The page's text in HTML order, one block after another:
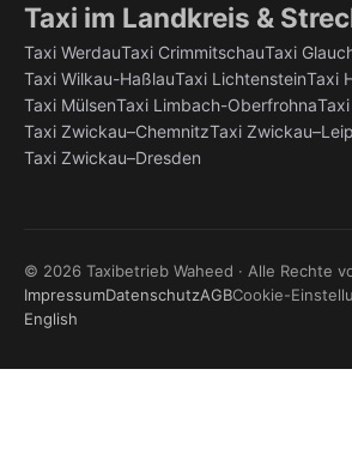
Taxi im Landkreis &
Taxi WerdauTaxi CrimmitschauTaxi
Taxi Wilkau-HaßlauTaxi LichtensteinTaxi
Taxi MülsenTaxi Limbach-Oberfrohna
Taxi Zwickau–ChemnitzTaxi
Taxi Zwickau–Dresden
© 2026 Taxibetrieb Waheed · Alle Rechte
ImpressumDatenschutzAGBCookie-
English